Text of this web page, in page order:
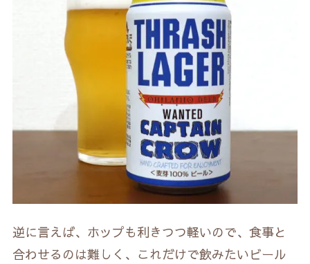
逆に言えば、ホップも利きつつ軽いので、食事と
合わせるのは難しく、これだけで飲みたいビール